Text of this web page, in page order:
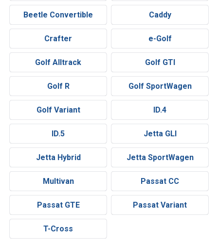
Beetle Convertible Caddy
Crafter e-Golf
Golf Alltrack Golf GTI
Golf R Golf SportWagen
Golf Variant ID.4
ID.5 Jetta GLI
Jetta Hybrid Jetta SportWagen
Multivan Passat CC
Passat GTE Passat Variant
T-Cross